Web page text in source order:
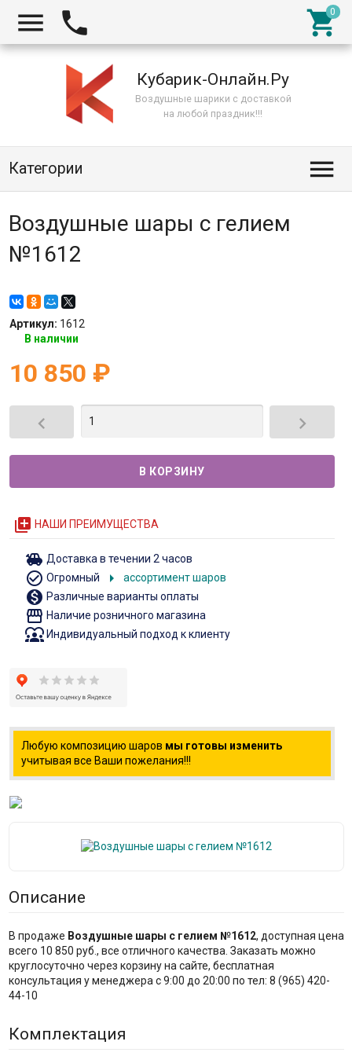
  
Кубарик-Онлайн.Ру
Воздушные шарики с доставкой
на любой праздник!!!
Категории 
Воздушные шары с гелием
№1612
Артикул: 1612
В наличии
10 850 ₽
 
queue НАШИ ПРЕИМУЩЕСТВА
toys Доставка в течении 2 часов
check_circle_outline Огромный arrow_right ассортимент шаров
monetization_on Различные варианты оплаты
storefront Наличие розничного магазина
diversity_1Индивидуальный подход к клиенту
Любую композицию шаров мы готовы изменить
учитывая все Ваши пожелания!!!
Описание
В продаже Воздушные шары с гелием №1612, доступная цена
всего 10 850 руб., все отличного качества. Заказать можно
круглосуточно через корзину на сайте, бесплатная
консультация у менеджера с 9:00 до 20:00 по тел: 8 (965) 420-
44-10
Комплектация